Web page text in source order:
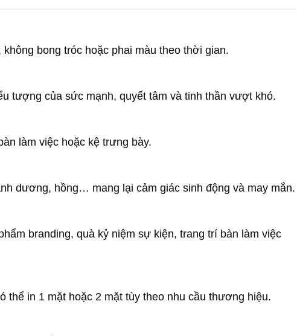
bong tróc hoặc phai màu theo thời gian.
tượng của sức mạnh, quyết tâm và tinh thần vượt khó.
làm việc hoặc kệ trưng bày.
dương, hồng… mang lại cảm giác sinh động và may mắn.
branding, quà kỷ niệm sự kiện, trang trí bàn làm việc
thể in 1 mặt hoặc 2 mặt tùy theo nhu cầu thương hiệu.